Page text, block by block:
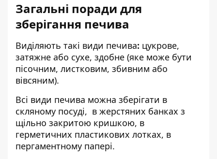
Загальні поради для
зберігання печива
Виділяють такі види печива: цукрове,
затяжне або сухе, здобне (яке може бути
пісочним, листковим, збивним або
вівсяним).
Всі види печива можна зберігати в
скляному посуді, в жерстяних банках з
щільно закритою кришкою, в
герметичних пластикових лотках, в
пергаментному папері.